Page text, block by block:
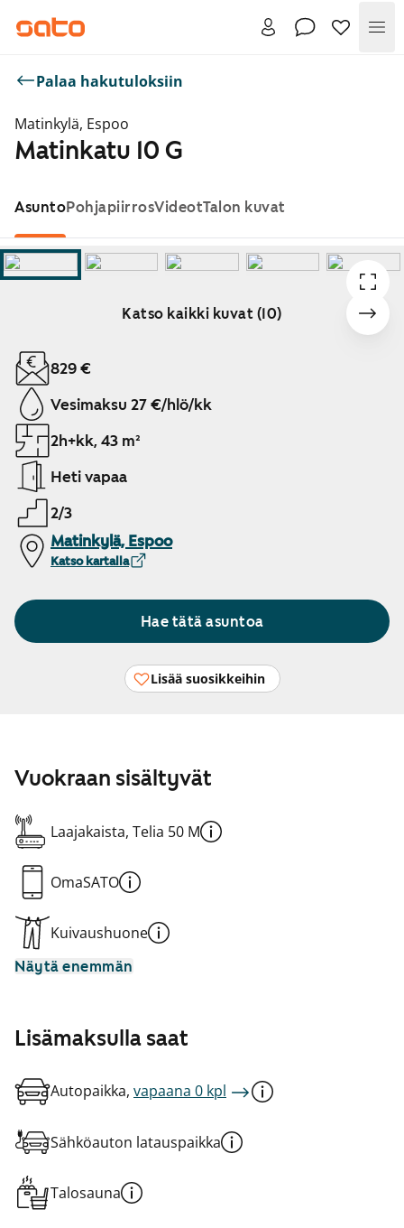
Palaa hakutuloksiin
Matinkylä, Espoo
Matinkatu 10 G
AsuntoPohjapiirrosVideotTalon kuvat
Katso kaikki kuvat (10)
Näytetään dia 1 / 10
829 €
Vesimaksu 27 €/hlö/kk
2h+kk, 43 m²
Heti vapaa
2/3
Matinkylä, Espoo
Katso kartalla
Hae tätä asuntoa
Lisää suosikkeihin
Vuokraan sisältyvät
Laajakaista, Telia 50 M
OmaSATO
Kuivaushuone
Näytä enemmän
Lisämaksulla saat
Autopaikka, vapaana 0 kpl
Sähköauton latauspaikka
Talosauna